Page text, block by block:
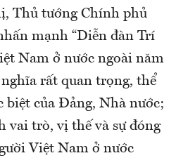
Thủ tướng Chính phủ
mạnh “Diễn đàn Trí
Nam ở nước ngoài năm
nghĩa rất quan trọng, thể
biệt của Đảng, Nhà nước;
vai trò, vị thế và sự đóng
Việt Nam ở nước